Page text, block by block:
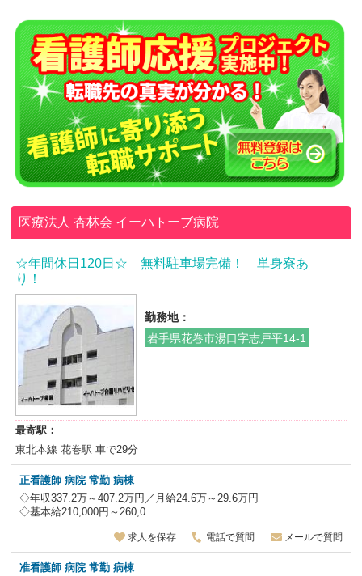
医療法人 杏林会 イーハトーブ病院
☆年間休日120日☆ 無料駐車場完備！ 単身寮あ
り！
勤務地：
岩手県花巻市湯口字志戸平14-1
最寄駅：
東北本線 花巻駅 車で29分
正看護師 病院 常勤 病棟
◇年収337.2万～407.2万円／月給24.6万～29.6万円
◇基本給210,000円～260,0...
求人を保存 電話で質問 メールで質問
准看護師 病院 常勤 病棟